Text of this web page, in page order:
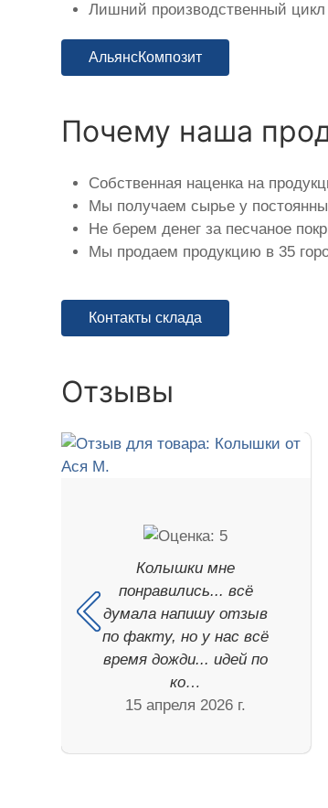
Лишний производственный цикл
АльянсКомпозит
Почему наша
Собственная наценка на
Мы получаем сырье у
Не берем денег за песчаное
Мы продаем продукцию в 35
Контакты склада
Отзывы
Колышки мне
понравились... всё
думала напишу отзыв
по факту, но у нас всё
время дожди... идей по
ко…
15 апреля 2026 г.